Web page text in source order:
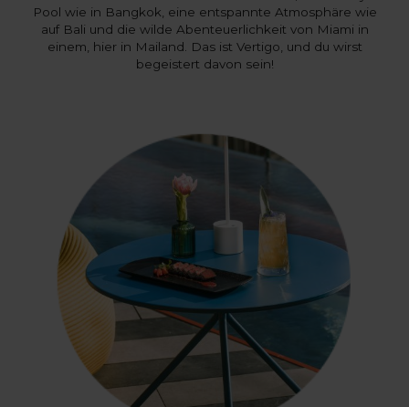
Pool wie in Bangkok, eine entspannte Atmosphäre wie
auf Bali und die wilde Abenteuerlichkeit von Miami in
einem, hier in Mailand. Das ist Vertigo, und du wirst
begeistert davon sein!